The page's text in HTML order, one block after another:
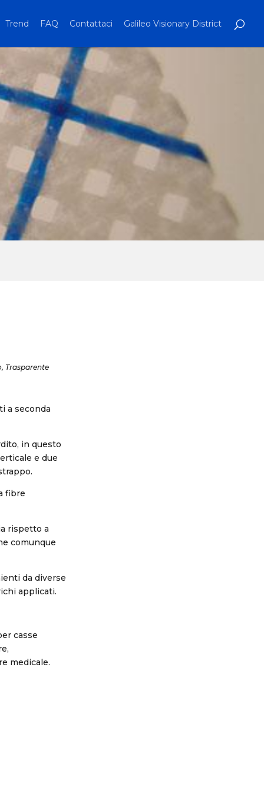
Trend FAQ Contattaci Galileo Visionary District
Trasparente
a seconda
in questo
e due
fibre
rispetto a
comunque
da diverse
applicati.
casse
medicale.